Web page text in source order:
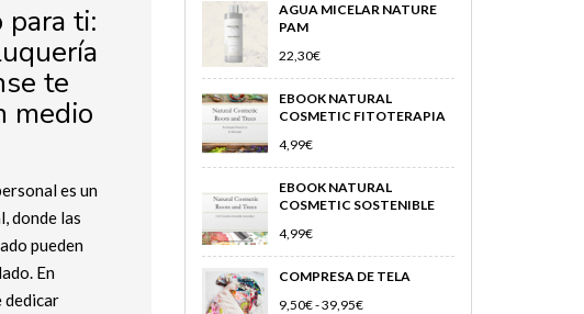
para ti:
te
medio
es un
donde las
pueden
En
dedicar
AGUA MICELAR NATURE
PAM
22,30€
EBOOK NATURAL
COSMETIC FITOTERAPIA
4,99€
EBOOK NATURAL
COSMETIC SOSTENIBLE
4,99€
COMPRESA DE TELA
9,50€-39,95€RANGO